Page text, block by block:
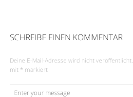
SCHREIBE EINEN KOMMENTAR
Deine E-Mail-Adresse wird nicht veröffentlicht.
mit * markiert
Kommentar